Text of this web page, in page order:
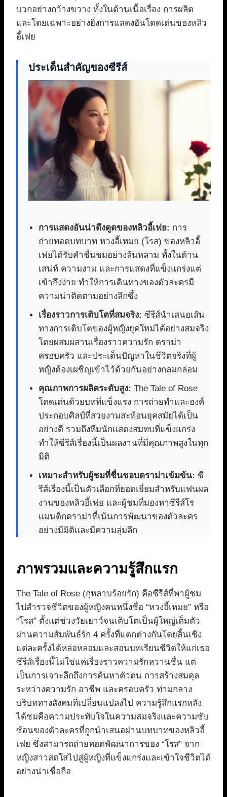
บวกอย่างกว้างขวาง ทั้งในด้านเนื้อเรื่อง การผลิต
และโดยเฉพาะอย่างยิ่งการแสดงอันโดดเด่นของหลิว
อี้เฟย
ประเด็นสำคัญของซีรีส์
การแสดงอันน่าดึงดูดของหลิวอี้เฟย: การ
ถ่ายทอดบทบาท หวงอี้เหมย (โรส) ของหลิวอี้
เฟยได้รับคำชื่นชมอย่างล้นหลาม ทั้งในด้าน
เสน่ห์ ความงาม และการแสดงที่แข็งแกร่งแต่
เข้าถึงง่าย ทำให้การเดินทางของตัวละครมี
ความน่าติดตามอย่างลึกซึ้ง
เรื่องราวการเติบโตที่สมจริง: ซีรีส์นำเสนอเส้น
ทางการเติบโตของผู้หญิงยุคใหม่ได้อย่างสมจริง
โดยผสมผสานเรื่องราวความรัก ดราม่า
ครอบครัว และประเด็นปัญหาในชีวิตจริงที่ผู้
หญิงต้องเผชิญเข้าไว้ด้วยกันอย่างกลมกล่อม
คุณภาพการผลิตระดับสูง: The Tale of Rose
โดดเด่นด้วยบทที่แข็งแรง การถ่ายทำและองค์
ประกอบศิลป์ที่สวยงามสะท้อนยุคสมัยได้เป็น
อย่างดี รวมถึงทีมนักแสดงสมทบที่แข็งแกร่ง
ทำให้ซีรีส์เรื่องนี้เป็นผลงานที่มีคุณภาพสูงในทุก
มิติ
เหมาะสำหรับผู้ชมที่ชื่นชอบดราม่าเข้มข้น: ซี
รีส์เรื่องนี้เป็นตัวเลือกที่ยอดเยี่ยมสำหรับแฟนผล
งานของหลิวอี้เฟย และผู้ชมที่มองหาซีรีส์โร
แมนติกดราม่าที่เน้นการพัฒนาของตัวละคร
อย่างมีมิติและมีความลุ่มลึก
ภาพรวมและความรู้สึกแรก
The Tale of Rose (กุหลาบร้อยรัก) คือซีรีส์ที่พาผู้ชม
ไปสำรวจชีวิตของผู้หญิงคนหนึ่งชื่อ “หวงอี้เหมย” หรือ
“โรส” ตั้งแต่ช่วงวัยเยาว์จนเติบโตเป็นผู้ใหญ่เต็มตัว
ผ่านความสัมพันธ์รัก 4 ครั้งที่แตกต่างกันโดยสิ้นเชิง
แต่ละครั้งได้หล่อหลอมและสอนบทเรียนชีวิตให้แก่เธอ
ซีรีส์เรื่องนี้ไม่ใช่แค่เรื่องราวความรักหวานชื่น แต่
เป็นการเจาะลึกถึงการค้นหาตัวตน การสร้างสมดุล
ระหว่างความรัก อาชีพ และครอบครัว ท่ามกลาง
บริบททางสังคมที่เปลี่ยนแปลงไป ความรู้สึกแรกหลัง
ได้ชมคือความประทับใจในความสมจริงและความซับ
ซ้อนของตัวละครที่ถูกนำเสนอผ่านบทบาทของหลิวอี้
เฟย ซึ่งสามารถถ่ายทอดพัฒนาการของ “โรส” จาก
หญิงสาวสดใสไปสู่ผู้หญิงที่แข็งแกร่งและเข้าใจชีวิตได้
อย่างน่าเชื่อถือ